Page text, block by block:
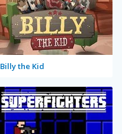
Billy the Kid